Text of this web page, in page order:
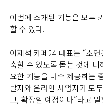
이번에 소개된 기능은 모두
할 수 있다.
이재석 카페24 대표는 “초
축할 수 있도록 돕는 것에
요한 기능을 다수 제공하는
발자와 온라인 사업자가 모
고, 확장할 예정이다”라고 말